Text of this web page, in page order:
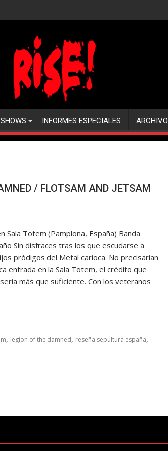
INFORMES ESPECIALES ARCHIVO
/ FLOTSAM AND JETSAM
Sala Totem (Pamplona, España) Banda
Sin disfraces tras los que escudarse a
pródigos del Metal carioca. No precisarían
entrada en la Sala Totem, el crédito que
más que suficiente. Con los veteranos
, legion of the damned, reseña sepultura españa,